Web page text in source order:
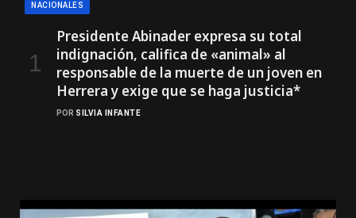
NACIONALES
Presidente Abinader expresa su total
indignación, califica de «animal» al
responsable de la muerte de un joven en
Herrera y exige que se haga justicia*
POR SILVIA INFANTE